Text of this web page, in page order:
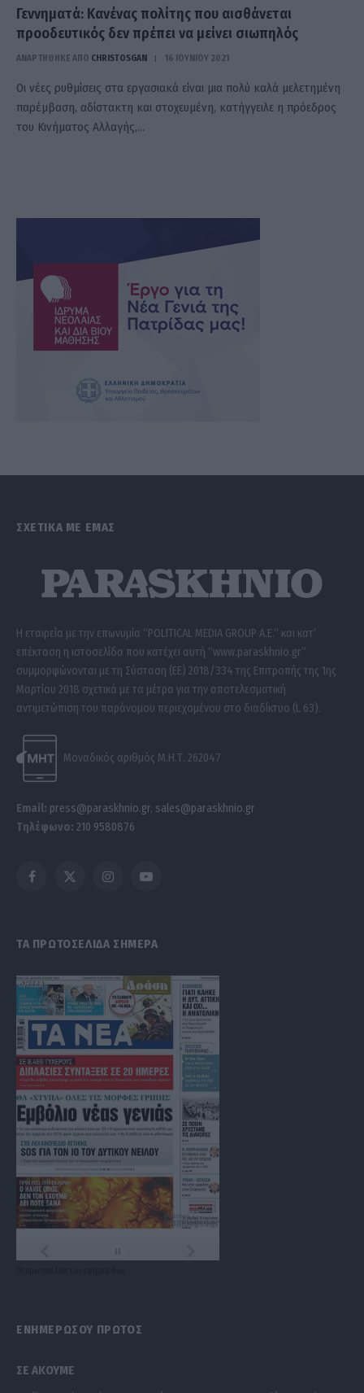
Γεννηματά: Κανένας πολίτης που αισθάνεται
προοδευτικός δεν πρέπει να μείνει σιωπηλός
ΑΝΑΡΤΗΘΗΚΕ ΑΠΟ CHRISTOSGAN 16 ΙΟΥΝΊΟΥ 2021
Οι νέες ρυθμίσεις στα εργασιακά είναι μια πολύ καλά μελετημένη
παρέμβαση, αδίστακτη και στοχευμένη, κατήγγειλε η πρόεδρος
του Κινήματος Αλλαγής,…
ΣΧΕΤΙΚΑ ΜΕ ΕΜΑΣ
Η εταιρεία με την επωνυμία “POLITICAL MEDIA GROUP A.E.” και κατ’
επέκταση η ιστοσελίδα που κατέχει αυτή “www.paraskhnio.gr”
συμμορφώνονται με τη Σύσταση (ΕΕ) 2018/334 της Επιτροπής της 1ης
Μαρτίου 2018 σχετικά με τα μέτρα για την αποτελεσματική
αντιμετώπιση του παράνομου περιεχομένου στο διαδίκτυο (L 63).
Μοναδικός αριθμός Μ.Η.Τ. 262047
Email: press@paraskhnio.gr, sales@paraskhnio.gr
Τηλέφωνο: 210 9580876
Facebook
X
InstagramYouTube
ΤΑ ΠΡΩΤΟΣΕΛΙΔΑ ΣΗΜΕΡΑ
ΕΝΗΜΕΡΩΣΟΥ ΠΡΩΤΟΣ
ΣΕ ΑΚΟΥΜΕ